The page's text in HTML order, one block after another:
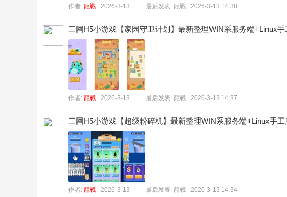
作者: 龍戰 2026-3-13 最后发表: 龍戰 2026-3-13 14:38
三网H5小游戏【家园守卫计划】最新整理WIN系服务端+Linux
作者: 龍戰 2026-3-13 最后发表: 龍戰 2026-3-13 14:37
三网H5小游戏【超级粉碎机】最新整理WIN系服务端+Linux手
作者: 龍戰 2026-3-13 最后发表: 龍戰 2026-3-13 14:34